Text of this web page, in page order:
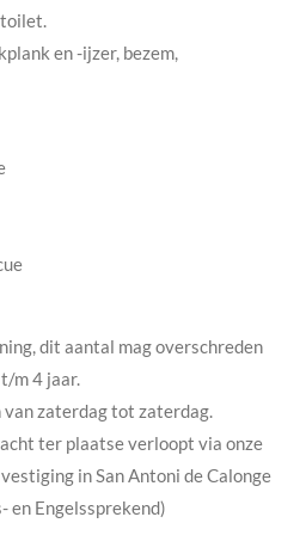
toilet.
en -ijzer, bezem,
dit aantal mag overschreden
m 4 jaar.
van zaterdag tot zaterdag.
ter plaatse verloopt via onze
in San Antoni de Calonge
en Engelssprekend)